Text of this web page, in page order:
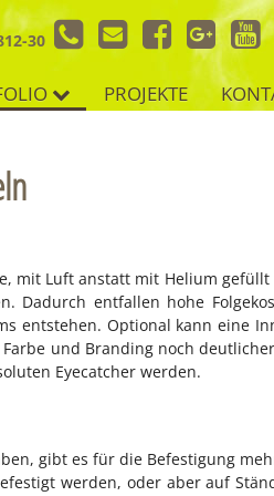
PROJEKTE.
30
mit Luft an­statt mit He­li­um ge­füllt
Da­durch ent­fal­len hohe
ent­ste­hen. Op­tio­nal kann eine
und Bran­ding noch
Eye­cat­cher wer­den.
gibt es für die Be­fes­ti­gung
wer­den, oder aber auf